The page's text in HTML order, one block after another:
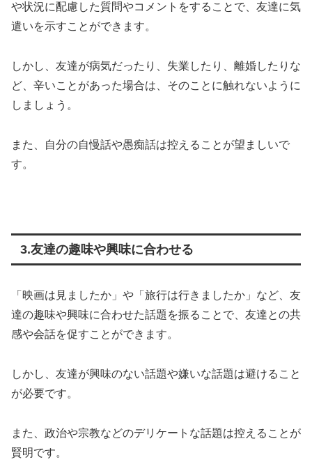
や状況に配慮した質問やコメントをすることで、友達に気
遣いを示すことができます。
しかし、友達が病気だったり、失業したり、離婚したりな
ど、辛いことがあった場合は、そのことに触れないように
しましょう。
また、自分の自慢話や愚痴話は控えることが望ましいで
す。
3.友達の趣味や興味に合わせる
「映画は見ましたか」や「旅行は行きましたか」など、友
達の趣味や興味に合わせた話題を振ることで、友達との共
感や会話を促すことができます。
しかし、友達が興味のない話題や嫌いな話題は避けること
が必要です。
また、政治や宗教などのデリケートな話題は控えることが
賢明です。